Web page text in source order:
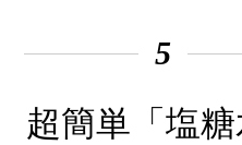
5
超簡単「塩